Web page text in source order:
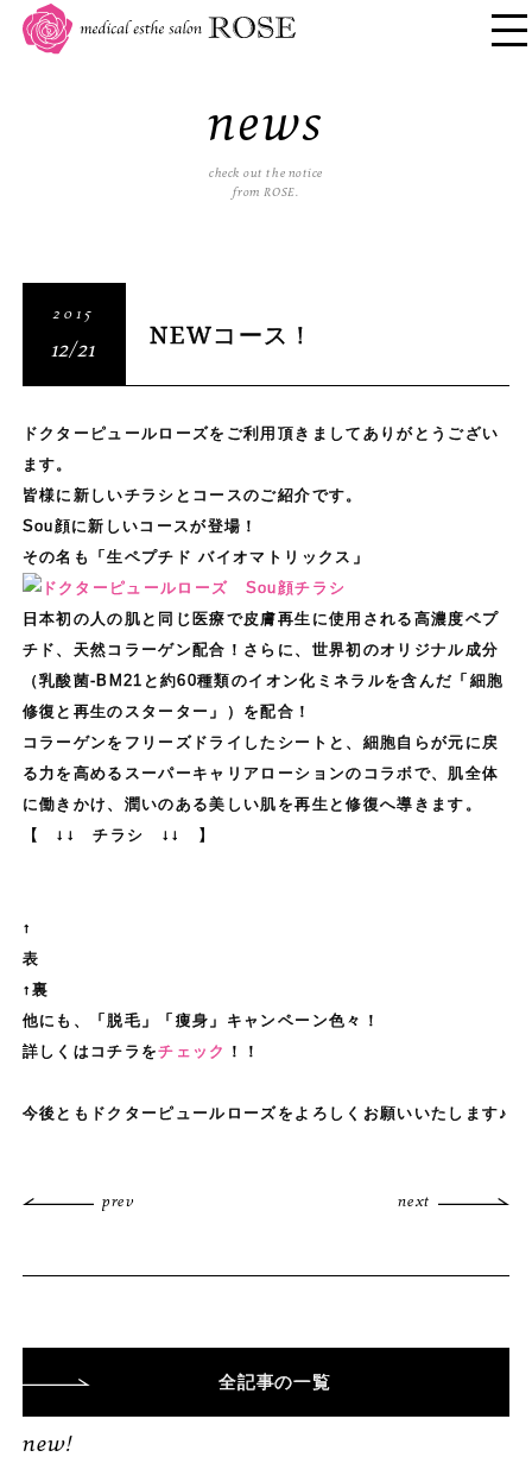
news
check out the notice
from ROSE.
2015
12/21 NEWコース！
ドクターピュールローズをご利用頂きましてありがとうござい
ます。
皆様に新しいチラシとコースのご紹介です。
Sou顔に新しいコースが登場！
その名も「生ペプチド バイオマトリックス」
日本初の人の肌と同じ医療で皮膚再生に使用される高濃度ペプ
チド、天然コラーゲン配合！さらに、世界初のオリジナル成分
（乳酸菌-BM21と約60種類のイオン化ミネラルを含んだ「細胞
修復と再生のスターター」）を配合！
コラーゲンをフリーズドライしたシートと、細胞自らが元に戻
る力を高めるスーパーキャリアローションのコラボで、肌全体
に働きかけ、潤いのある美しい肌を再生と修復へ導きます。
【 ↓↓ チラシ ↓↓ 】
↑
↑裏
他にも、「脱毛」「痩身」キャンペーン色々！
詳しくはコチラをチェック ！！
今後ともドクターピュールローズをよろしくお願いいたします♪
prev next
全記事の一覧
new!